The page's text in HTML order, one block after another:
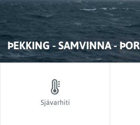
ÞEKKING - SAMVINNA - ÞOR
Sjávarhiti